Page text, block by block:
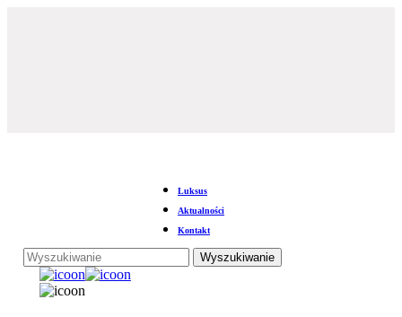
Luksus
Aktualności
Kontakt
Wyszukiwanie
Zamknij
wyszukiwanie
Menu